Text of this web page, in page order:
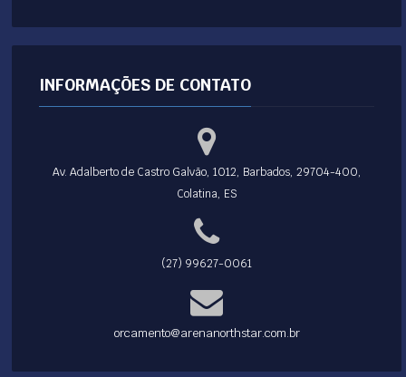
INFORMAÇÕES DE CONTATO
Av. Adalberto de Castro Galvão, 1012, Barbados, 29704-400,
Colatina, ES
(27) 99627-0061
orcamento@arenanorthstar.com.br